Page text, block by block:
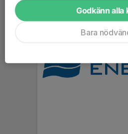
Godkänn alla
Bara